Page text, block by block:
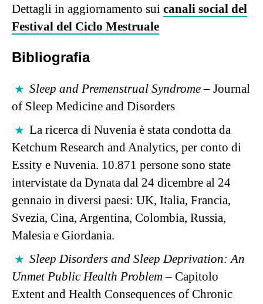
Dettagli in aggiornamento sui canali social del
Festival del Ciclo Mestruale
Bibliografia
Sleep and Premenstrual Syndrome– Journal
of Sleep Medicine and Disorders
La ricerca di Nuvenia è stata condotta da
Ketchum Research and Analytics, per conto di
Essity e Nuvenia. 10.871 persone sono state
intervistate da Dynata dal 24 dicembre al 24
gennaio in diversi paesi: UK, Italia, Francia,
Svezia, Cina, Argentina, Colombia, Russia,
Malesia e Giordania.
Sleep Disorders and Sleep Deprivation: An
Unmet Public Health Problem– Capitolo
Extent and Health Consequences of Chronic